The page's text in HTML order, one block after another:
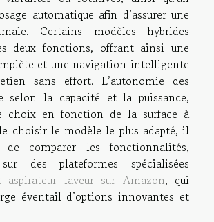
automatique afin d’assurer une
Certains modèles hybrides
deux fonctions, offrant ainsi une
et une navigation intelligente
sans effort. L’autonomie des
selon la capacité et la puissance,
choix en fonction de la surface à
choisir le modèle le plus adapté, il
de comparer les fonctionnalités,
des plateformes spécialisées
aspirateur laveur sur Amazon, qui
éventail d’options innovantes et